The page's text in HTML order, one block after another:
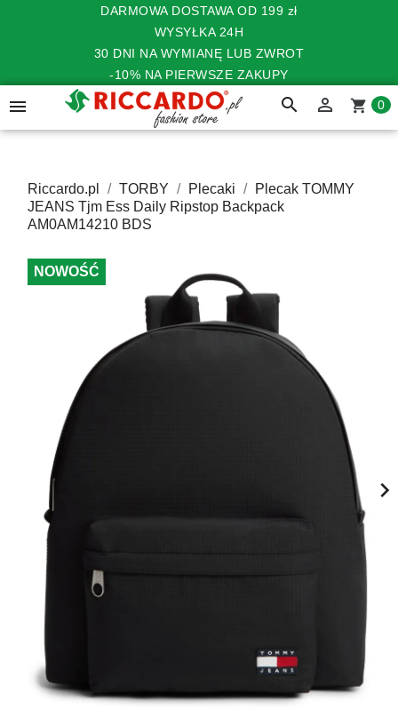
DARMOWA DOSTAWA OD 199 zł
WYSYŁKA 24H
30 DNI NA WYMIANĘ LUB ZWROT
-10% NA PIERWSZE ZAKUPY
 search  shopping_cart 0
Riccardo.pl TORBY Plecaki
Plecak TOMMY
JEANS Tjm Ess Daily Ripstop Backpack
AM0AM14210 BDS
NOWOŚĆ
